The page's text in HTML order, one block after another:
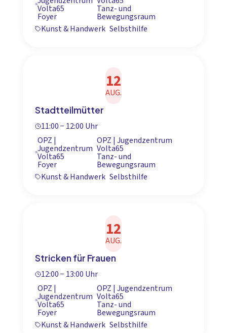
Volta65
Foyer
Tanz- und
Bewegungsraum
Kunst & Handwerk Selbsthilfe
12
AUG.
Stadtteilmütter
11:00 − 12:00 Uhr
OPZ |
Jugendzentrum
Volta65
Foyer
OPZ | Jugendzentrum
Volta65
Tanz- und
Bewegungsraum
Kunst & Handwerk Selbsthilfe
12
AUG.
Stricken für Frauen
12:00 − 13:00 Uhr
OPZ |
Jugendzentrum
Volta65
Foyer
OPZ | Jugendzentrum
Volta65
Tanz- und
Bewegungsraum
Kunst & Handwerk Selbsthilfe